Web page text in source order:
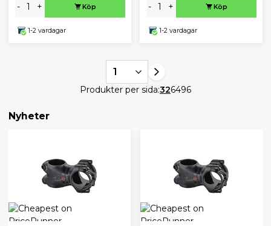
- + Köp
1-2 vardagar
- + Köp
1-2 vardagar
1
Produkter per sida:326496
Nyheter